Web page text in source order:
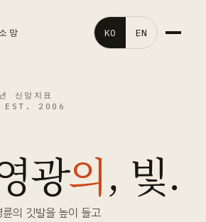
망 KO EN
신앙지표
EST. 2006
광의, 빛.
의 깃발을 높이 들고